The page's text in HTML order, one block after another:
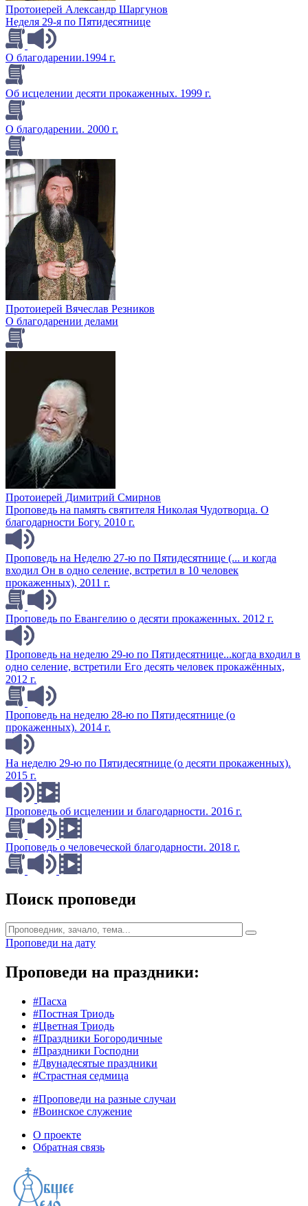
Протоиерей Александр Шаргунов
Неделя 29-я по Пятидесятнице
О благодарении.1994 г.
Об исцелении десяти прокаженных. 1999 г.
О благодарении. 2000 г.
Протоиерей Вячеслав Резников
О благодарении делами
Протоиерей Димитрий Смирнов
Проповедь на память святителя Николая Чудотворца. О
благодарности Богу. 2010 г.
Проповедь на Неделю 27-ю по Пятидесятнице (... и когда
входил Он в одно селение, встретил в 10 человек
прокаженных), 2011 г.
Проповедь по Евангелию о десяти прокаженных. 2012 г.
Проповедь на неделю 29-ю по Пятидесятнице...когда входил в
одно селение, встретили Его десять человек прокажённых,
2012 г.
Проповедь на неделю 28-ю по Пятидесятнице (о
прокаженных). 2014 г.
На неделю 29-ю по Пятидесятнице (о десяти прокаженных).
2015 г.
Проповедь об исцелении и благодарности. 2016 г.
Проповедь о человеческой благодарности. 2018 г.
Поиск проповеди
Проповеди на дату
Проповеди на праздники:
#Пасха
#Постная Триодь
#Цветная Триодь
#Праздники Богородичные
#Праздники Господни
#Двунадесятые праздники
#Страстная седмица
#Проповеди на разные случаи
#Воинское служение
О проекте
Обратная связь